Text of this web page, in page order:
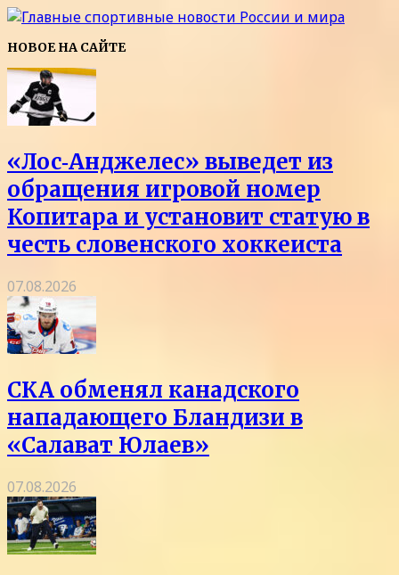
НОВОЕ НА САЙТЕ
«Лос‑Анджелес» выведет из
обращения игровой номер
Копитара и установит статую в
честь словенского хоккеиста
07.08.2026
СКА обменял канадского
нападающего Бландизи в
«Салават Юлаев»
07.08.2026